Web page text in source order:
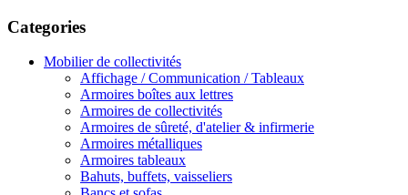
Categories
Mobilier de collectivités
Affichage / Communication / Tableaux
Armoires boîtes aux lettres
Armoires de collectivités
Armoires de sûreté, d'atelier & infirmerie
Armoires métalliques
Armoires tableaux
Bahuts, buffets, vaisseliers